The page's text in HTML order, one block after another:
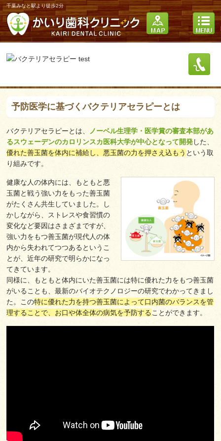
千葉みなと駅より徒歩2分
予防医学に基づくバクテリアセラピーとは
バクテリアセラピーとは、 ノーベル生理学・医学賞の審査本部があ
るスウェーデンのカロリンスカ医科大学が中心となって開発した、
優れた善玉菌を体内に補給し、悪玉菌の力を押さえ込もう という取
り組みです。
健康な人の体内には、もともと悪
玉菌と戦う強い力をもった善玉菌
がたくさん共生していました。し
かしながら、ストレスや食習慣の
変化など要因はさまざまですが、
強い力をもつ善玉菌が現代人の体
内から失われてつつあるというこ
とが、近年の研究で明らかになっ
てきています。
同様に、もともと体内にいた善玉菌には特に優れた力をもつ善玉菌
がいることも、最新のバイオテクノロジーの研究でわかってきまし
た。この特に優れた力を持つ善玉菌によって口内菌のバランスを管
理することで、お口や体全体の病気を予防することができます。